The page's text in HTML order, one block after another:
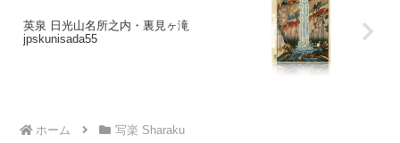
英泉 日光山名所之内・裏見ヶ滝
jpskunisada55
ホーム 写楽 Sharaku